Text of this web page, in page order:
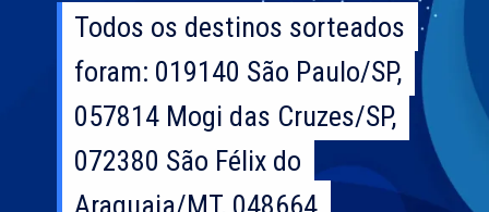
Todos os destinos sorteados
foram: 019140 São Paulo/SP,
057814 Mogi das Cruzes/SP,
072380 São Félix do
Araguaia/MT, 048664
Todos os destinos sorteados
foram: 019140 São Paulo/SP,
057814 Mogi das Cruzes/SP,
072380 São Félix do
Araguaia/MT, 048664